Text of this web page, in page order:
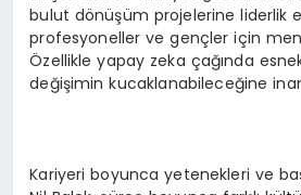
bulut dönüşüm projelerine liderlik
profesyoneller ve gençler için
Özellikle yapay zeka çağında
değişimin kucaklanabileceğine
Kariyeri boyunca yetenekleri ve